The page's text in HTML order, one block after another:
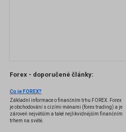
Forex - doporučené články:
Co je FOREX?
Základní informace o finančním trhu FOREX. Forex
je obchodování s cizími měnami (forex trading) a je
zároveň největším a také nejlikvidnějším finančním
trhem na světě.